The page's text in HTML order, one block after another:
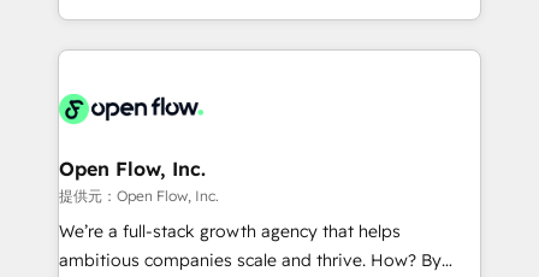
collective good of the company and its clientele, and
things are happening.
service and marketing department operates in the
most effective way, while at the same time
integrated buyers journey. Elixir is located in
and Amsterdam. Elixir is a first mover and leader
when it comes to HubSpot sales and service
implementations, highly renowned for our business
acumen, process (re-)design experience and a
Open Flow, Inc.
提供元：Open Flow, Inc.
We’re a full-stack growth agency that helps
ambitious companies scale and thrive. How? By